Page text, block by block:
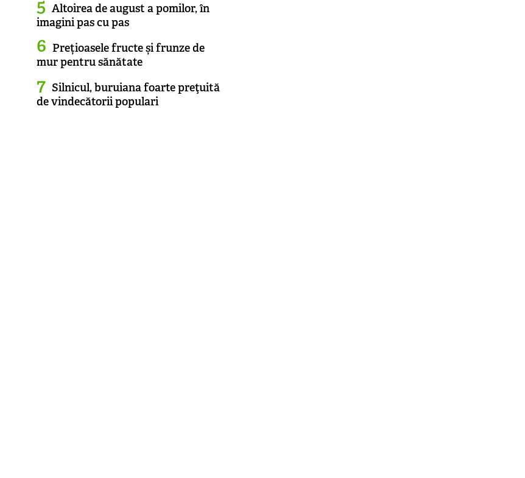
Altoirea de august a pomilor, în
imagini pas cu pas
Prețioasele fructe și frunze de
mur pentru sănătate
Silnicul, buruiana foarte preţuită
de vindecătorii populari